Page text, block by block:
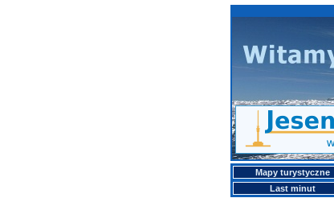
Mapy turystyczne
Last minut